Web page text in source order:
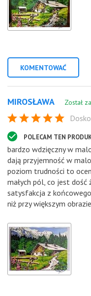
KOMENTOWAĆ
MIROSŁAWA Został
POLECAM TEN
bardzo wdzięczny w
dają przyjemność w
poziom trudności to
małych pól, co jest dość
satysfakcja z
niż przy większym